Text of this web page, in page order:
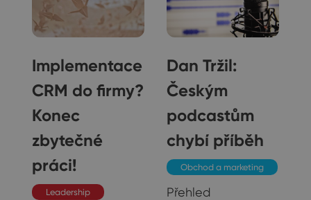
Implementace
CRM do firmy?
Konec
zbytečné
práci!
Leadership
Dan Tržil:
Českým
podcastům
chybí příběh
Obchod a marketing
Přehled